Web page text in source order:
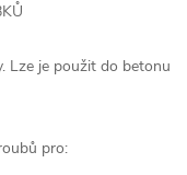
Lze je použit do betonu
pro: